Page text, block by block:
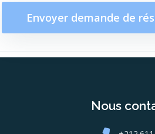
Envoyer demande de
Nous